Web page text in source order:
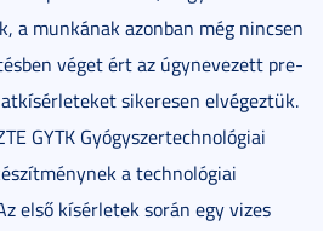
a munkának azonban még nincsen
véget ért az úgynevezett pre-
sikeresen elvégeztük.
GYTK Gyógyszertechnológiai
a technológiai
első kísérletek során egy vizes